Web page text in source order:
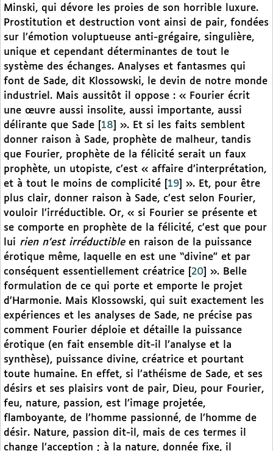
Minski, qui dévore les proies de son horrible luxure.
Prostitution et destruction vont ainsi de pair, fondées
sur l’émotion voluptueuse anti-grégaire, singulière,
unique et cependant déterminantes de tout le
système des échanges. Analyses et fantasmes qui
font de Sade, dit Klossowski, le devin de notre monde
industriel. Mais aussitôt il oppose : « Fourier écrit
une œuvre aussi insolite, aussi importante, aussi
délirante que Sade
18
». Et si les faits semblent
donner raison à Sade, prophète de malheur, tandis
que Fourier, prophète de la félicité serait un faux
prophète, un utopiste, c’est « affaire d’interprétation,
et à tout le moins de complicité
19
». Et, pour être
plus clair, donner raison à Sade, c’est selon Fourier,
vouloir l’irréductible. Or, « si Fourier se présente et
se comporte en prophète de la félicité, c’est que pour
lui rien n’est irréductibleen raison de la puissance
érotique même, laquelle en est une “divine” et par
conséquent essentiellement créatrice
20
». Belle
formulation de ce qui porte et emporte le projet
d’Harmonie. Mais Klossowski, qui suit exactement les
expériences et les analyses de Sade, ne précise pas
comment Fourier déploie et détaille la puissance
érotique (en fait ensemble dit-il l’analyse et la
synthèse), puissance divine, créatrice et pourtant
toute humaine. En effet, si l’athéisme de Sade, et ses
désirs et ses plaisirs vont de pair, Dieu, pour Fourier,
feu, nature, passion, est l’image projetée,
flamboyante, de l’homme passionné, de l’homme de
désir. Nature, passion dit-il, mais de ces termes il
change l’acception ; à la nature, donnée fixe, il